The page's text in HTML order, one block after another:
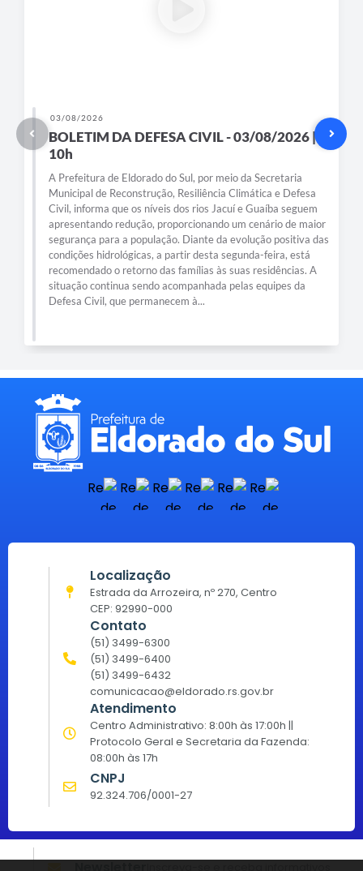
03/08/2026
BOLETIM DA DEFESA CIVIL - 03/08/2026 |
10h
A Prefeitura de Eldorado do Sul, por meio da Secretaria
Municipal de Reconstrução, Resiliência Climática e Defesa
Civil, informa que os níveis dos rios Jacuí e Guaíba seguem
apresentando redução, proporcionando um cenário de maior
segurança para a população. Diante da evolução positiva das
condições hidrológicas, a partir desta segunda-feira, está
recomendado o retorno das famílias às suas residências. A
situação continua sendo acompanhada pelas equipes da
Defesa Civil, que permanecem à...
Localização
Estrada da Arrozeira, nº 270, Centro
CEP: 92990-000
Contato
(51) 3499-6300
(51) 3499-6400
(51) 3499-6432
comunicacao@eldorado.rs.gov.br
Atendimento
Centro Administrativo: 8:00h às 17:00h ||
Protocolo Geral e Secretaria da Fazenda:
08:00h às 17h
CNPJ
92.324.706/0001-27